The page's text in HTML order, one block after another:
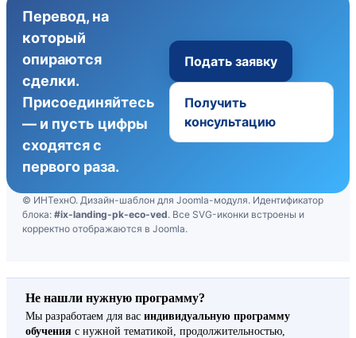
Перевод, на
который
опираются
сделки.
Присоединяйтесь
— и пусть цифры
сходятся с
первого раза.
Подать заявку
Получить
консультацию
© ИНТехнО. Дизайн-шаблон для Joomla-модуля. Идентификатор
блока: #ix-landing-pk-eco-ved. Все SVG-иконки встроены и
корректно отображаются в Joomla.
Не нашли нужную программу?
Мы разработаем для вас индивидуальную программу
обучения с нужной тематикой, продолжительностью,